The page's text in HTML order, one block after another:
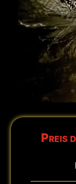
🥾 Krater von
🚙 Gipfelkrater
🥾 Gipfelkrater
🌋 Nordost-Rift-
Aktualisiert:7.
Preis